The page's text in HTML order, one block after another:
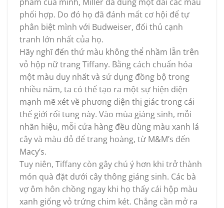
phối hợp. Do đó họ đã đánh mất cơ hội để tự
phân biệt mình với Budweiser, đối thủ cạnh
tranh lớn nhất của họ.
Hãy nghĩ đến thứ màu không thể nhầm lẫn trên
vỏ hộp nữ trang Tiffany. Bằng cách chuẩn hóa
một màu duy nhất và sử dụng đồng bộ trong
nhiều năm, ta có thể tạo ra một sự hiện diện
mạnh mẽ xét về phương diện thị giác trong cái
thế giới rối tung này. Vào mùa giáng sinh, mỗi
nhãn hiệu, mỗi cửa hàng đều dùng màu xanh lá
cây và màu đỏ để trang hoàng, từ M&M’s đến
Macy’s.
Tuy niên, Tiffany còn gây chú ý hơn khi trở thành
món quà đặt dưới cây thông giáng sinh. Các bà
vợ ôm hôn chồng ngay khi họ thấy cái hộp màu
xanh giống vỏ trứng chim két. Chẳng cần mở ra